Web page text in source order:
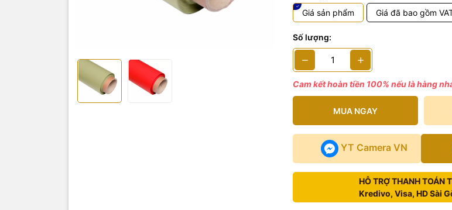
Giá sản phẩm
Giá đã bao gồm
Số lượng:
Cam kết hoàn tiền 100% nếu là hàng
MUA NGAY
YT Camera VN
HỖ TRỢ THANH TOÁN
Kredivo, Visa, HD Sài